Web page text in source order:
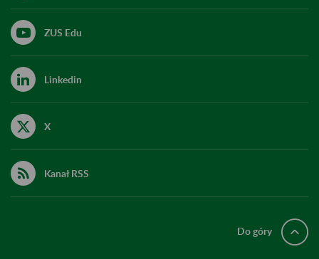
ZUS Edu
Linkedin
X
Kanał RSS
Do góry